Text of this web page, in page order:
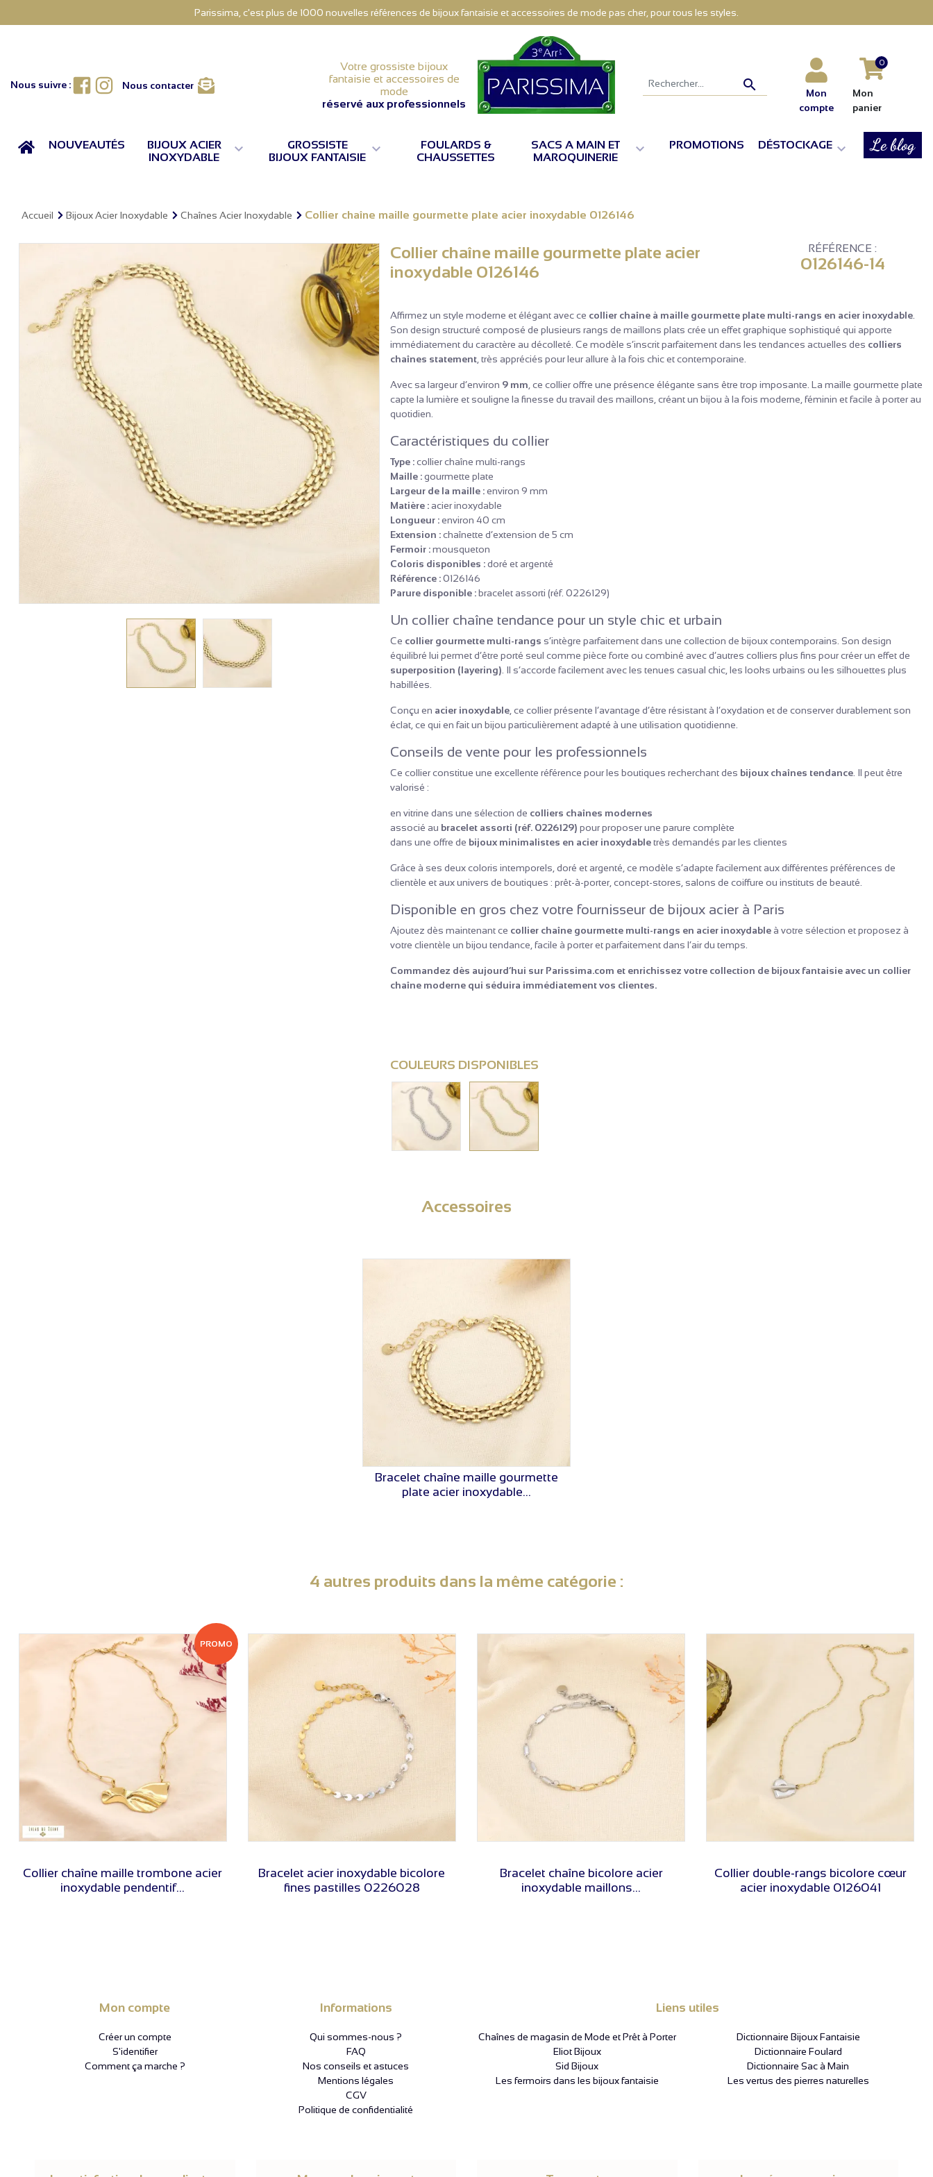
Parissima, c'est plus de 1000 nouvelles références de bijoux fantaisie et accessoires de mode pas cher, pour tous les styles.
Nous suivre : Facebook
Instagram
Nous contacter
Votre grossiste bijoux
fantaisie et accessoires de
mode
réservé aux professionnels

Mon
compte
0
Mon
panier
ACCUEILNOUVEAUTÉS
BIJOUX ACIER
INOXYDABLE

GROSSISTE
BIJOUX FANTAISIE 
FOULARDS &
CHAUSSETTES
SACS A MAIN ET
MAROQUINERIE
 PROMOTIONS DÉSTOCKAGE  Le blog
Accueil Bijoux Acier Inoxydable Chaînes Acier Inoxydable Collier chaîne maille gourmette plate acier inoxydable 0126146
Collier chaîne maille gourmette plate acier
inoxydable 0126146
RÉFÉRENCE :
0126146-14
Affirmez un style moderne et élégant avec ce collier chaîne à maille gourmette plate multi-rangs en acier inoxydable.
Son design structuré composé de plusieurs rangs de maillons plats crée un effet graphique sophistiqué qui apporte
immédiatement du caractère au décolleté. Ce modèle s’inscrit parfaitement dans les tendances actuelles des colliers
chaînes statement, très appréciés pour leur allure à la fois chic et contemporaine.
Avec sa largeur d’environ 9 mm , ce collier offre une présence élégante sans être trop imposante. La maille gourmette plate
capte la lumière et souligne la finesse du travail des maillons, créant un bijou à la fois moderne, féminin et facile à porter au
quotidien.
Caractéristiques du collier
Type :collier chaîne multi-rangs
Maille :gourmette plate
Largeur de la maille :environ 9 mm
Matière :acier inoxydable
Longueur :environ 40 cm
Extension :chaînette d’extension de 5 cm
Fermoir :mousqueton
Coloris disponibles :doré et argenté
Référence :0126146
Parure disponible :bracelet assorti (réf. 0226129)
Un collier chaîne tendance pour un style chic et urbain
Ce collier gourmette multi-rangs s’intègre parfaitement dans une collection de bijoux contemporains. Son design
équilibré lui permet d’être porté seul comme pièce forte ou combiné avec d’autres colliers plus fins pour créer un effet de
superposition (layering) . Il s’accorde facilement avec les tenues casual chic, les looks urbains ou les silhouettes plus
habillées.
Conçu en acier inoxydable, ce collier présente l’avantage d’être résistant à l’oxydation et de conserver durablement son
éclat, ce qui en fait un bijou particulièrement adapté à une utilisation quotidienne.
Conseils de vente pour les professionnels
Ce collier constitue une excellente référence pour les boutiques recherchant des bijoux chaînes tendance. Il peut être
valorisé :
en vitrine dans une sélection de colliers chaînes modernes
associé au bracelet assorti (réf. 0226129) pour proposer une parure complète
dans une offre de bijoux minimalistes en acier inoxydabletrès demandés par les clientes
Grâce à ses deux coloris intemporels, doré et argenté, ce modèle s’adapte facilement aux différentes préférences de
clientèle et aux univers de boutiques : prêt-à-porter, concept-stores, salons de coiffure ou instituts de beauté.
Disponible en gros chez votre fournisseur de bijoux acier à Paris
Ajoutez dès maintenant ce collier chaîne gourmette multi-rangs en acier inoxydableà votre sélection et proposez à
votre clientèle un bijou tendance, facile à porter et parfaitement dans l’air du temps.
Commandez dès aujourd’hui sur Parissima.com et enrichissez votre collection de bijoux fantaisie avec un collier
chaîne moderne qui séduira immédiatement vos clientes.
COULEURS DISPONIBLES
Accessoires
VOIR LE PRIX
Bracelet chaîne maille gourmette
plate acier inoxydable...
4 autres produits dans la même catégorie :
Collier chaîne maille trombone acier
inoxydable pendentif...
PROMO
Bracelet acier inoxydable bicolore
fines pastilles 0226028
Bracelet chaîne bicolore acier
inoxydable maillons...
Collier double-rangs bicolore cœur
acier inoxydable 0126041
Mon compte
Créer un compte
S'identifier
Comment ça marche ?
Informations
Qui sommes-nous ?
FAQ
Nos conseils et astuces
Mentions légales
CGV
Politique de confidentialité
Liens utiles
Chaînes de magasin de Mode et Prêt à Porter
Dictionnaire Bijoux Fantaisie
Eliot Bijoux
Dictionnaire Foulard
Sid Bijoux
Dictionnaire Sac à Main
Les fermoirs dans les bijoux fantaisie
Les vertus des pierres naturelles